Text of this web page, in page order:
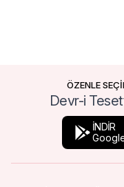
ÖZENLE
Devr-i
İNDİR